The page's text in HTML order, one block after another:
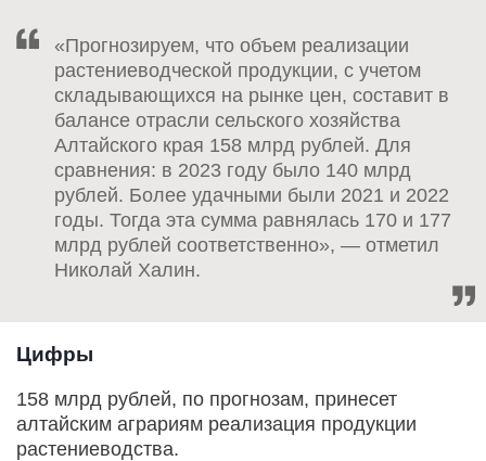
«Прогнозируем, что объем реализации
растениеводческой продукции, с учетом
складывающихся на рынке цен, составит в
балансе отрасли сельского хозяйства
Алтайского края 158 млрд рублей. Для
сравнения: в 2023 году было 140 млрд
рублей. Более удачными были 2021 и 2022
годы. Тогда эта сумма равнялась 170 и 177
млрд рублей соответственно», — отметил
Николай Халин.
Цифры
158 млрд рублей, по прогнозам, принесет
алтайским аграриям реализация продукции
растениеводства.